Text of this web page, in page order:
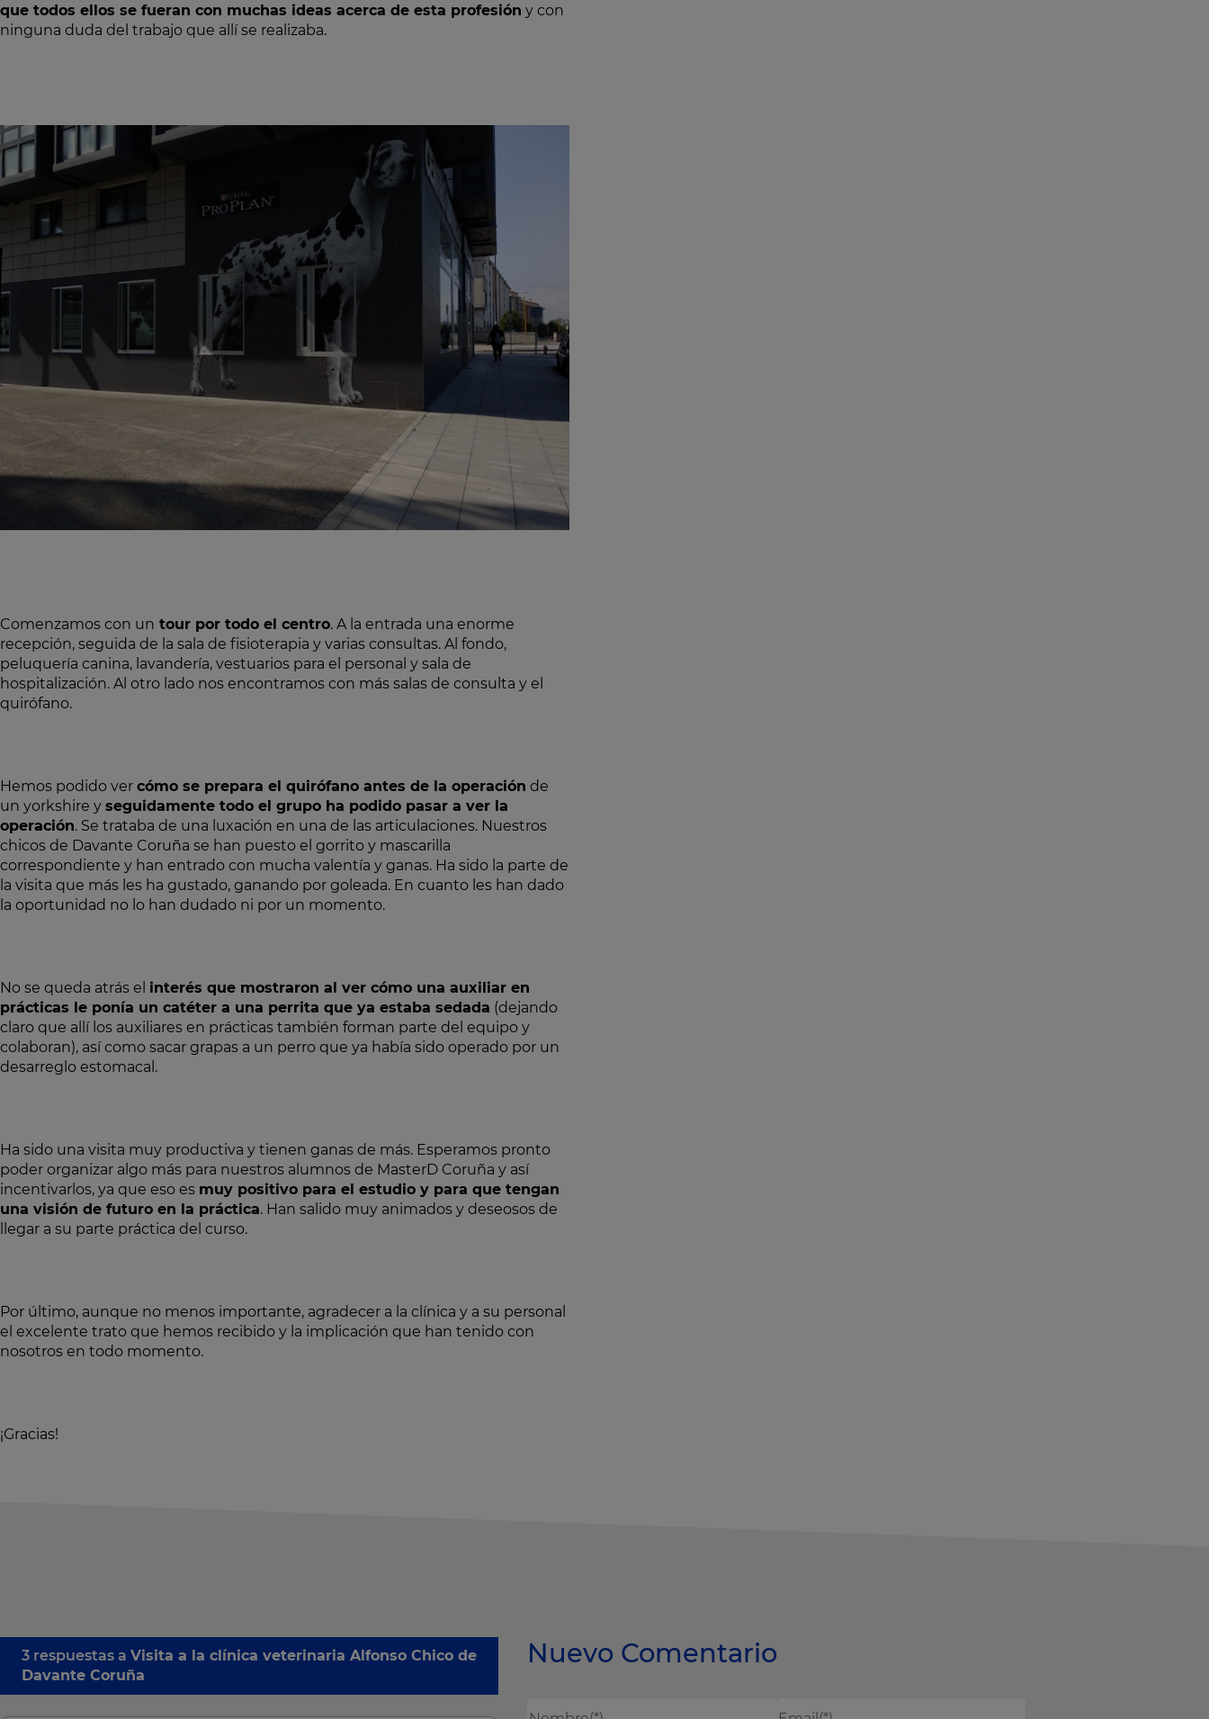
que todos ellos se fueran con muchas ideas acerca de esta profesión y con
ninguna duda del trabajo que allí se realizaba.
Comenzamos con un tour por todo el centro. A la entrada una enorme
recepción, seguida de la sala de fisioterapia y varias consultas. Al fondo,
peluquería canina, lavandería, vestuarios para el personal y sala de
hospitalización. Al otro lado nos encontramos con más salas de consulta y el
quirófano.
Hemos podido ver cómo se prepara el quirófano antes de la operación de
un yorkshire y seguidamente todo el grupo ha podido pasar a ver la
operación. Se trataba de una luxación en una de las articulaciones. Nuestros
chicos de Davante Coruña se han puesto el gorrito y mascarilla
correspondiente y han entrado con mucha valentía y ganas. Ha sido la parte de
la visita que más les ha gustado, ganando por goleada. En cuanto les han dado
la oportunidad no lo han dudado ni por un momento.
No se queda atrás el interés que mostraron al ver cómo una auxiliar en
prácticas le ponía un catéter a una perrita que ya estaba sedada (dejando
claro que allí los auxiliares en prácticas también forman parte del equipo y
colaboran), así como sacar grapas a un perro que ya había sido operado por un
desarreglo estomacal.
Ha sido una visita muy productiva y tienen ganas de más. Esperamos pronto
poder organizar algo más para nuestros alumnos de MasterD Coruña y así
incentivarlos, ya que eso es muy positivo para el estudio y para que tengan
una visión de futuro en la práctica. Han salido muy animados y deseosos de
llegar a su parte práctica del curso.
Por último, aunque no menos importante, agradecer a la clínica y a su personal
el excelente trato que hemos recibido y la implicación que han tenido con
nosotros en todo momento.
¡Gracias!
3 respuestas a Visita a la clínica veterinaria Alfonso Chico de
Davante Coruña
Nuevo Comentario